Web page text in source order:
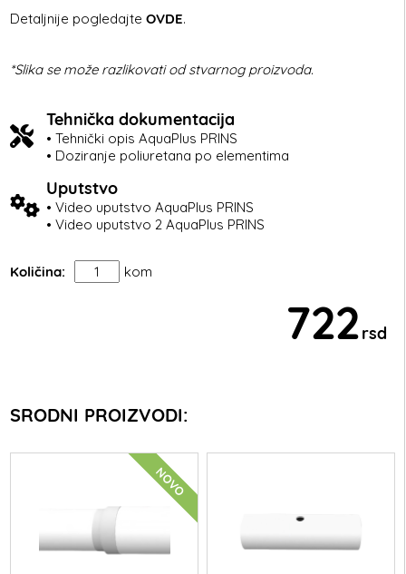
Detaljnije pogledajteOVDE.
*Slika se može razlikovati od stvarnog proizvoda.
Tehnička dokumentacija
• Tehnički opis AquaPlus PRINS
• Doziranje poliuretana po elementima
Uputstvo
• Video uputstvo AquaPlus PRINS
• Video uputstvo 2 AquaPlus PRINS
Količina: kom
722rsd
SRODNI PROIZVODI:
NOVO